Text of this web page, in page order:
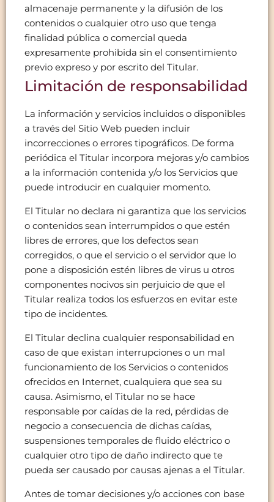
almacenaje permanente y la difusión de los
contenidos o cualquier otro uso que tenga
finalidad pública o comercial queda
expresamente prohibida sin el consentimiento
previo expreso y por escrito del Titular.
Limitación de responsabilidad
La información y servicios incluidos o disponibles
a través del Sitio Web pueden incluir
incorrecciones o errores tipográficos. De forma
periódica el Titular incorpora mejoras y/o cambios
a la información contenida y/o los Servicios que
puede introducir en cualquier momento.
El Titular no declara ni garantiza que los servicios
o contenidos sean interrumpidos o que estén
libres de errores, que los defectos sean
corregidos, o que el servicio o el servidor que lo
pone a disposición estén libres de virus u otros
componentes nocivos sin perjuicio de que el
Titular realiza todos los esfuerzos en evitar este
tipo de incidentes.
El Titular declina cualquier responsabilidad en
caso de que existan interrupciones o un mal
funcionamiento de los Servicios o contenidos
ofrecidos en Internet, cualquiera que sea su
causa. Asimismo, el Titular no se hace
responsable por caídas de la red, pérdidas de
negocio a consecuencia de dichas caídas,
suspensiones temporales de fluido eléctrico o
cualquier otro tipo de daño indirecto que te
pueda ser causado por causas ajenas a el Titular.
Antes de tomar decisiones y/o acciones con base